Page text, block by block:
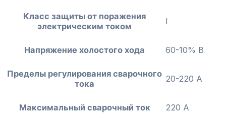
Класс защиты от поражения
электрическим током
I
Напряжение холостого хода 60-10% В
Пределы регулирования сварочного
тока
20-220 А
Максимальный сварочный ток 220 А